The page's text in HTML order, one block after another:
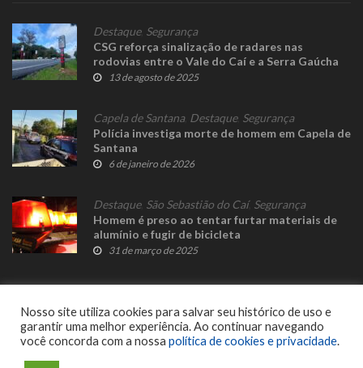
Destaque, Segurança
CSG reforça sinalização de radares nas
rodovias entre o Vale do Caí e a Serra Gaúcha
13 de agosto de 2025
Capela de Santana, Destaque, Segurança
Polícia investiga morte de homem em Capela de
Santana
6 de janeiro de 2026
Destaque, São Sebastião do Caí, Segurança
Homem é preso ao tentar furtar materiais de
alumínio e fugir de bicicleta
31 de março de 2025
© 2023 Fato Novo - Todos os direitos reservados. Desenvolvido por
Nosso site utiliza cookies para salvar seu histórico de uso e
garantir uma melhor experiência. Ao continuar navegando
você concorda com a nossa política de cookies e privacidade.